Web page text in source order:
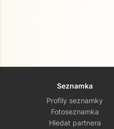
Seznamka
Profily seznamky
Fotoseznamka
Hledat partnera